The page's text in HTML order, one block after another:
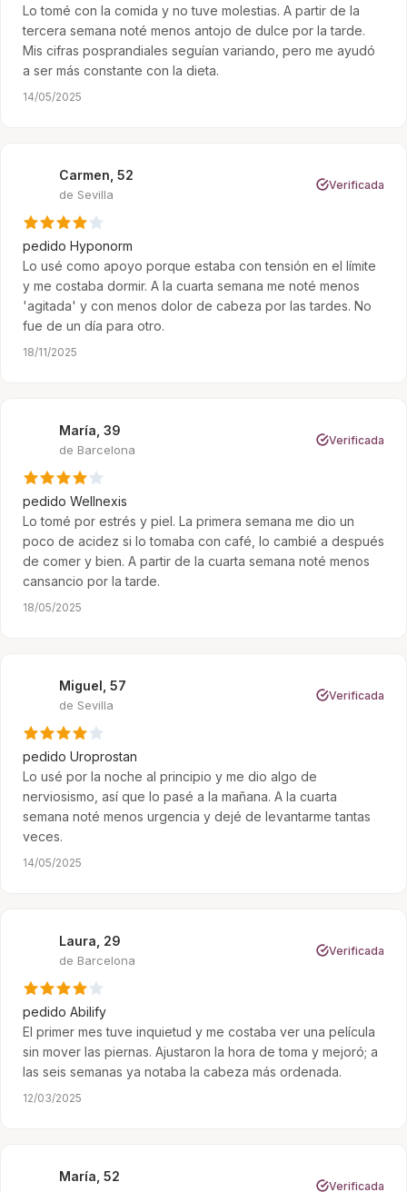
Lo tomé con la comida y no tuve molestias. A partir de la
tercera semana noté menos antojo de dulce por la tarde.
Mis cifras posprandiales seguían variando, pero me ayudó
a ser más constante con la dieta.
14/05/2025
Carmen, 52
de Sevilla
Verificada
pedido Hyponorm
Lo usé como apoyo porque estaba con tensión en el límite
y me costaba dormir. A la cuarta semana me noté menos
'agitada' y con menos dolor de cabeza por las tardes. No
fue de un día para otro.
18/11/2025
María, 39
de Barcelona
Verificada
pedido Wellnexis
Lo tomé por estrés y piel. La primera semana me dio un
poco de acidez si lo tomaba con café, lo cambié a después
de comer y bien. A partir de la cuarta semana noté menos
cansancio por la tarde.
18/05/2025
Miguel, 57
de Sevilla
Verificada
pedido Uroprostan
Lo usé por la noche al principio y me dio algo de
nerviosismo, así que lo pasé a la mañana. A la cuarta
semana noté menos urgencia y dejé de levantarme tantas
veces.
14/05/2025
Laura, 29
de Barcelona
Verificada
pedido Abilify
El primer mes tuve inquietud y me costaba ver una película
sin mover las piernas. Ajustaron la hora de toma y mejoró; a
las seis semanas ya notaba la cabeza más ordenada.
12/03/2025
María, 52
Verificada